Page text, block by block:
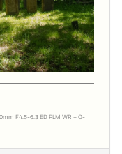
F4.5-6.3 ED PLM WR + O-